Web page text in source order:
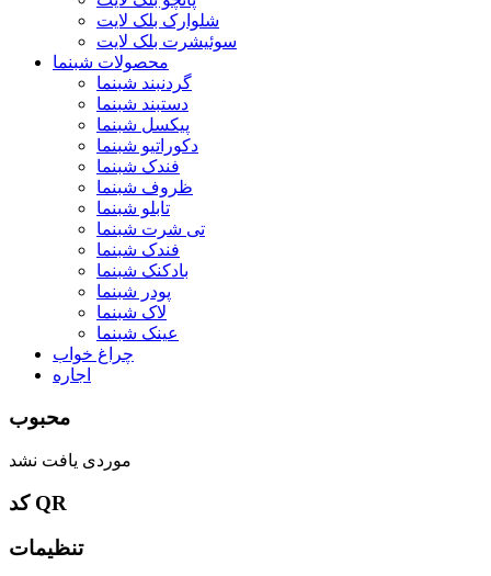
شلوارک بلک لایت
سوئیشرت بلک لایت
محصولات شبنما
گردنبند شبنما
دستبند شبنما
پیکسل شبنما
دکوراتیو شبنما
فندک شبنما
ظروف شبنما
تابلو شبنما
تی شرت شبنما
فندک شبنما
بادکنک شبنما
پودر شبنما
لاک شبنما
عینک شبنما
چراغ خواب
اجاره
محبوب
موردی یافت نشد
کد QR
تنظیمات